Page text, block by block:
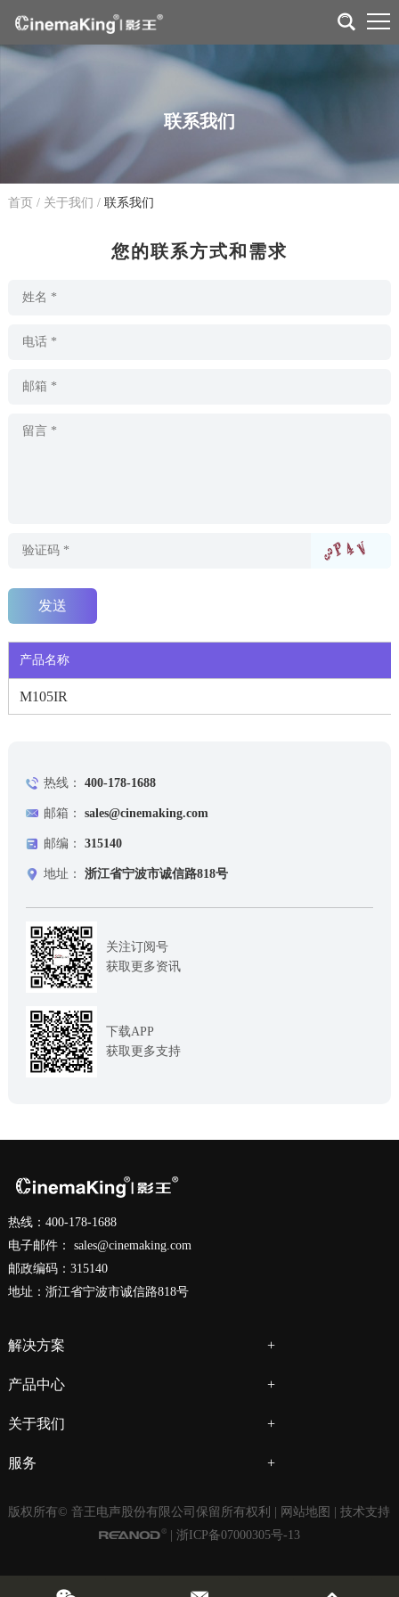
联系我们
首页 / 关于我们 / 联系我们
您的联系方式和需求
产品名称
M105IR
热线： 400-178-1688
邮箱： sales@cinemaking.com
邮编： 315140
地址： 浙江省宁波市诚信路818号
关注订阅号
获取更多资讯
下载APP
获取更多支持
热线：400-178-1688
电子邮件： sales@cinemaking.com
邮政编码：315140
地址：浙江省宁波市诚信路818号
解决方案
产品中心
关于我们
服务
版权所有© 音王电声股份有限公司保留所有权利 | 网站地图
| 技术支持
浙ICP备07000305号-13